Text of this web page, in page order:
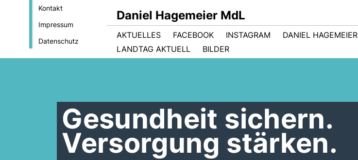
Kontakt
Impressum
Datenschutz
Daniel Hagemeier MdL
AKTUELLES FACEBOOK INSTAGRAM DANIEL HAGEMEIER
LANDTAG AKTUELL
BILDER
Gesundheit sichern.
Versorgung stärken.